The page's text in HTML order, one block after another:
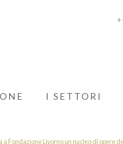
I SETTORI
Fondazione Livorno un nucleo di opere